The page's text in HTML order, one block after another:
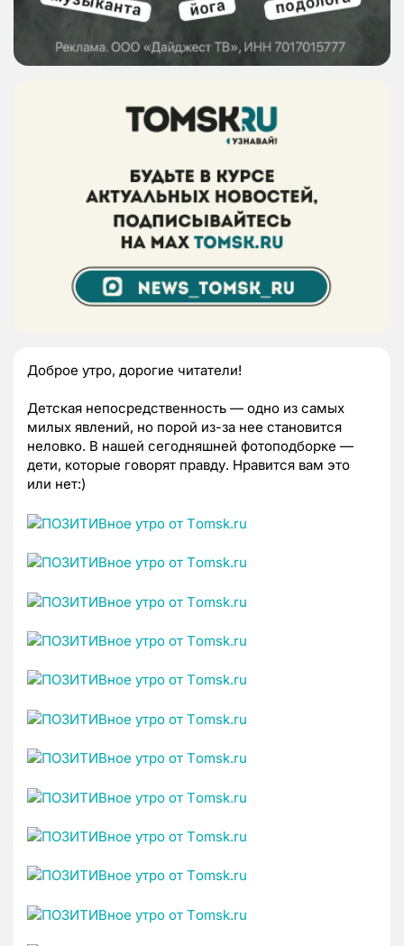
Доброе утро, дорогие читатели!
Детская непосредственность — одно из самых
милых явлений, но порой из-за нее становится
неловко. В нашей сегодняшней фотоподборке —
дети, которые говорят правду. Нравится вам это
или нет:)